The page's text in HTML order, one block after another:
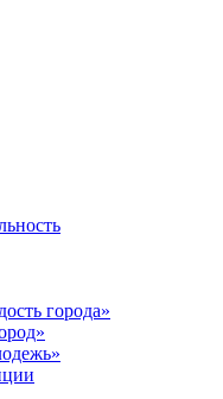
города»